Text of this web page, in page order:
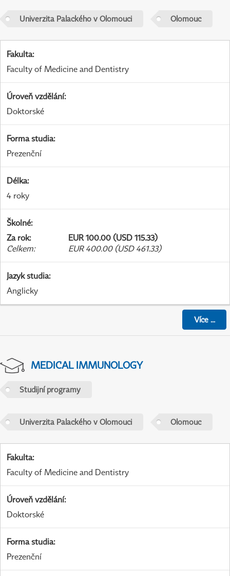
Univerzita Palackého v Olomouci Olomouc
Fakulta:
Faculty of Medicine and Dentistry
Úroveň vzdělání:
Doktorské
Forma studia:
Prezenční
Délka:
4 roky
Školné:
Za rok:
EUR 100.00 (USD 115.33)
Celkem: EUR 400.00 (USD 461.33)
Jazyk studia:
Anglicky
Více...
MEDICAL IMMUNOLOGY
Studijní programy
Univerzita Palackého v Olomouci Olomouc
Fakulta:
Faculty of Medicine and Dentistry
Úroveň vzdělání:
Doktorské
Forma studia:
Prezenční